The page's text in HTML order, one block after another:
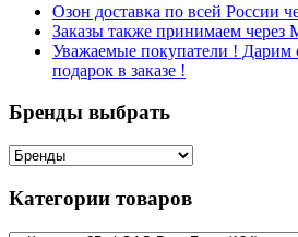
Озон доставка по всей России
Заказы также принимаем через
Уважаемые покупатели ! Дарим
подарок в заказе !
Бренды выбрать
Категории товаров